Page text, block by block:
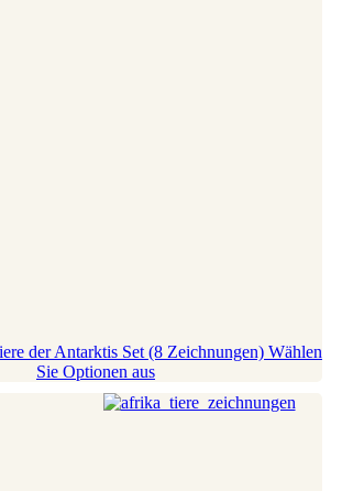
der Antarktis Set (8 Zeichnungen) Wählen
Sie Optionen aus